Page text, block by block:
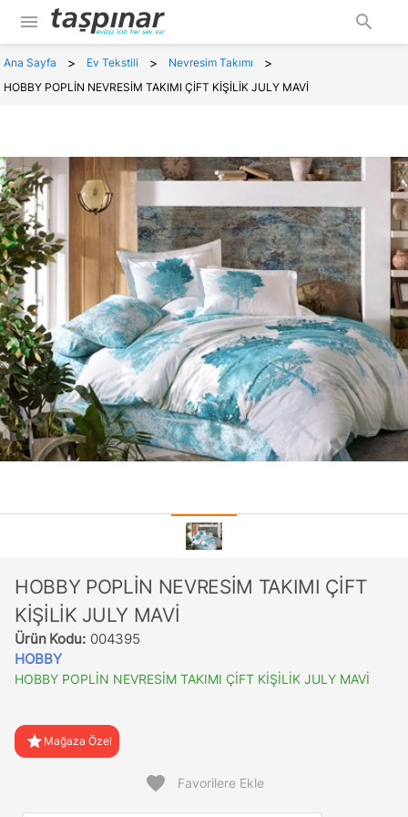
menu search
Ana Sayfa > Ev Tekstili > Nevresim Takımı >
HOBBY POPLİN NEVRESİM TAKIMI ÇİFT KİŞİLİK JULY MAVİ
HOBBY POPLİN NEVRESİM TAKIMI ÇİFT
KİŞİLİK JULY MAVİ
Ürün Kodu: 004395
HOBBY
HOBBY POPLİN NEVRESİM TAKIMI ÇİFT KİŞİLİK JULY MAVİ
star Mağaza Özel
favorite Favorilere Ekle